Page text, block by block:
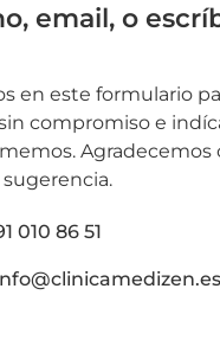
email, o
en este formulario
compromiso e
Agradecemos
010 86 51